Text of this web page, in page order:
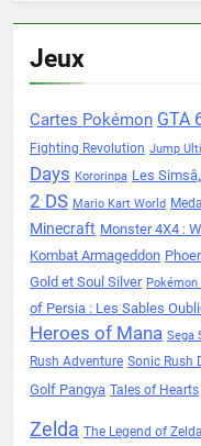
Jeux
Cartes Pokémon GTA
Fighting Revolution Jump
Days Kororinpa Les
2 DS Mario Kart World
Minecraft Monster 4X4 :
Kombat Armageddon
Gold et Soul Silver
of Persia : Les Sables
Heroes of Mana Sega
Rush Adventure Sonic Rush
Golf Pangya Tales of Hearts
Zelda The Legend of